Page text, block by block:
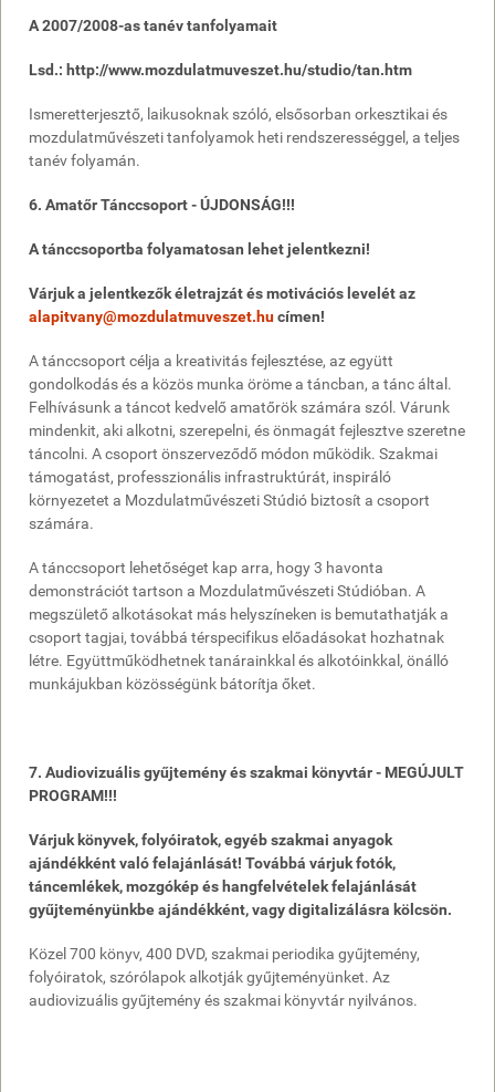
A 2007/2008-as tanév tanfolyamait
Lsd.: http://www.mozdulatmuveszet.hu/studio/tan.htm
Ismeretterjesztő, laikusoknak szóló, elsősorban orkesztikai és
mozdulatművészeti tanfolyamok heti rendszerességgel, a teljes
tanév folyamán.
6. Amatőr Tánccsoport - ÚJDONSÁG!!!
A tánccsoportba folyamatosan lehet jelentkezni!
Várjuk a jelentkezők életrajzát és motivációs levelét az
alapitvany@mozdulatmuveszet.hucímen!
A tánccsoport célja a kreativitás fejlesztése, az együtt
gondolkodás és a közös munka öröme a táncban, a tánc által.
Felhívásunk a táncot kedvelő amatőrök számára szól. Várunk
mindenkit, aki alkotni, szerepelni, és önmagát fejlesztve szeretne
táncolni. A csoport önszerveződő módon működik. Szakmai
támogatást, professzionális infrastruktúrát, inspiráló
környezetet a Mozdulatművészeti Stúdió biztosít a csoport
számára.
A tánccsoport lehetőséget kap arra, hogy 3 havonta
demonstrációt tartson a Mozdulatművészeti Stúdióban. A
megszülető alkotásokat más helyszíneken is bemutathatják a
csoport tagjai, továbbá térspecifikus előadásokat hozhatnak
létre. Együttműködhetnek tanárainkkal és alkotóinkkal, önálló
munkájukban közösségünk bátorítja őket.
7. Audiovizuális gyűjtemény és szakmai könyvtár - MEGÚJULT
PROGRAM!!!
Várjuk könyvek, folyóiratok, egyéb szakmai anyagok
ajándékként való felajánlását! Továbbá várjuk fotók,
táncemlékek, mozgókép és hangfelvételek felajánlását
gyűjteményünkbe ajándékként, vagy digitalizálásra kölcsön.
Közel 700 könyv, 400 DVD, szakmai periodika gyűjtemény,
folyóiratok, szórólapok alkotják gyűjteményünket. Az
audiovizuális gyűjtemény és szakmai könyvtár nyilvános.